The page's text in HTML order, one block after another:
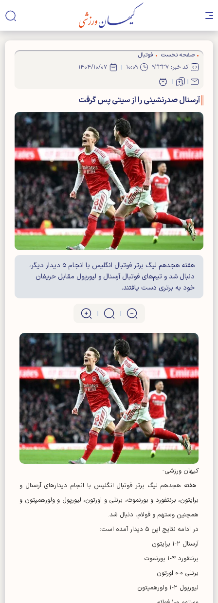
صفحه نخست
فوتبال
کد خبر: ۹۲۳۳۷
۱۰:۰۹ ۱۴۰۴/۱۰/۰۷
آرسنال صدرنشینی را از سیتی پس گرفت
هفته هجدهم لیگ برتر فوتبال انگلیس با انجام ۵ دیدار دیگر،
دنبال شد و تیم‌های فوتبال آرسنال و لیورپول مقابل حریفان
خود به برتری دست یافتند.
کیهان ورزشی-
هفته هجدهم لیگ برتر فوتبال انگلیس با انجام دیدار‌های آرسنال و
برایتون، برنتفورد و بورنموث، برنلی و اورتون، لیورپول و ولورهمپتون و
همچنین وستهم و فولام، دنبال شد.
در ادامه نتایج این ۵ دیدار آمده است:
آرسنال ۲-۱ برایتون
برنتفورد ۴-۱ بورنموث
برنلی ۰-۰ اورتون
لیورپول ۲-۱ ولورهمپتون